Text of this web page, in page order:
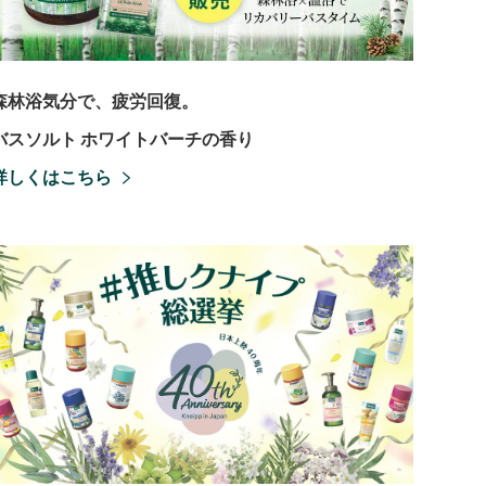
林浴気分で、疲労回復。
スソルト ホワイトバーチの香り
しくはこちら